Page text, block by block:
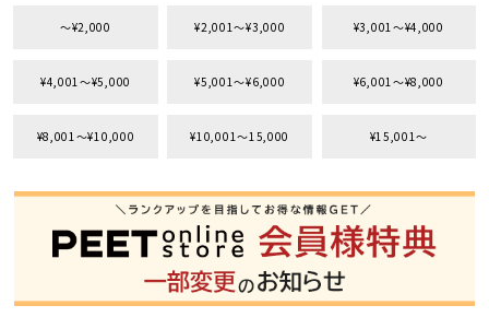
価格から探す
円 ～ 円
〜¥2,000 ¥2,001〜¥3,000 ¥3,001〜¥4,000
¥4,001〜¥5,000 ¥5,001〜¥6,000 ¥6,001〜¥8,000
¥8,001〜¥10,000 ¥10,001〜15,000 ¥15,001〜